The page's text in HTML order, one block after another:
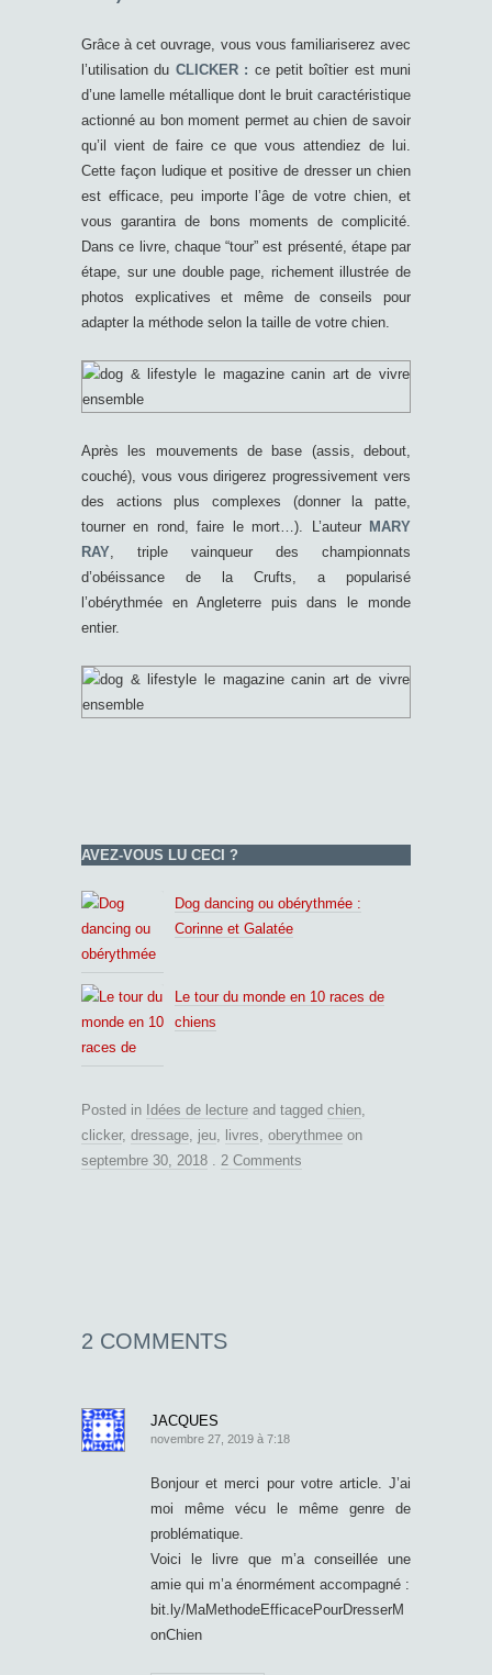
Grâce à cet ouvrage, vous vous familiariserez avec
l’utilisation du CLICKER : ce petit boîtier est muni
d’une lamelle métallique dont le bruit caractéristique
actionné au bon moment permet au chien de savoir
qu’il vient de faire ce que vous attendiez de lui.
Cette façon ludique et positive de dresser un chien
est efficace, peu importe l’âge de votre chien, et
vous garantira de bons moments de complicité.
Dans ce livre, chaque “tour” est présenté, étape par
étape, sur une double page, richement illustrée de
photos explicatives et même de conseils pour
adapter la méthode selon la taille de votre chien.
Après les mouvements de base (assis, debout,
couché), vous vous dirigerez progressivement vers
des actions plus complexes (donner la patte,
tourner en rond, faire le mort…). L’auteur MARY
RAY, triple vainqueur des championnats
d’obéissance de la Crufts, a popularisé
l’obérythmée en Angleterre puis dans le monde
entier.
AVEZ-VOUS LU CECI ?
Dog dancing ou obérythmée :
Corinne et Galatée
Le tour du monde en 10 races de
chiens
Posted in Idées de lecture and tagged chien,
clicker, dressage, jeu, livres, oberythmee on
septembre 30, 2018 . 2 Comments
2 COMMENTS
JACQUES
novembre 27, 2019 à 7:18
Bonjour et merci pour votre article. J’ai
moi même vécu le même genre de
problématique.
Voici le livre que m’a conseillée une
amie qui m’a énormément accompagné :
bit.ly/MaMethodeEfficacePourDresserM
onChien